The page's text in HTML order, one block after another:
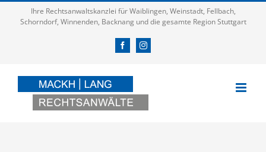
Inhalt
Ihre Rechtsanwaltskanzlei für Waiblingen, Weinstadt, Fellbach,
Schorndorf, Winnenden, Backnang und die gesamte Region Stuttgart
FacebookInstagram